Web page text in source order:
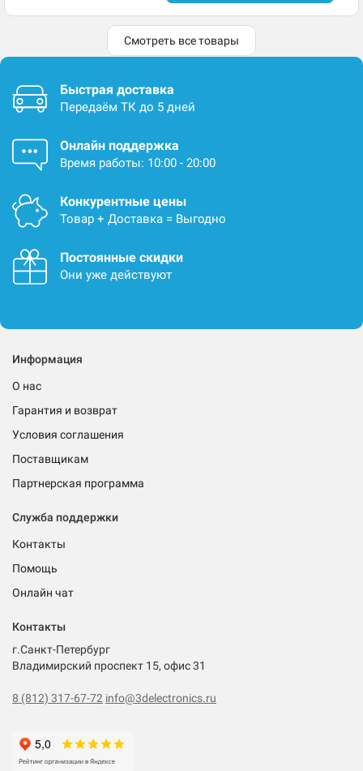
Смотреть все товары
Быстрая доставка
Передаём ТК до 5 дней
Онлайн поддержка
Время работы: 10:00 - 20:00
Конкурентные цены
Товар + Доставка = Выгодно
Постоянные скидки
Они уже действуют
Информация
О нас
Гарантия и возврат
Условия соглашения
Поставщикам
Партнерская программа
Служба поддержки
Контакты
Помощь
Онлайн чат
Контакты
г.Санкт-Петербург
Владимирский проспект 15, офис 31
8 (812) 317-67-72 info@3delectronics.ru